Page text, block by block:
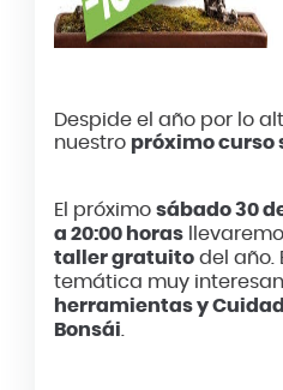
Despide el año por lo
nuestro próximo curso
El próximo sábado 30
a 20:00 horas
taller gratuitodel año.
temática muy
herramientas y
Bonsái